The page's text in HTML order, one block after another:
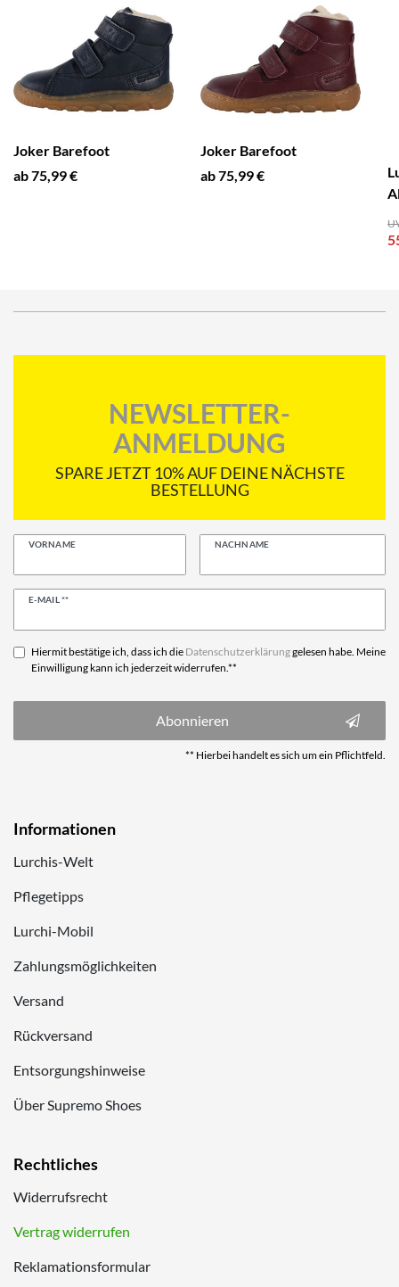
Joker Barefoot
ab 75,99 €
Joker Barefoot
ab 75,99 €
NEWSLETTER-
ANMELDUNG
SPARE JETZT 10% AUF DEINE NÄCHSTE
BESTELLUNG
VORNAME NACHNAME
E-MAIL **
Newsletter
Hiermit bestätige ich, dass ich die Daten­schutz­erklärunggelesen habe. Meine
Einwilligung kann ich jederzeit widerrufen.**
Abonnieren
** Hierbei handelt es sich um ein Pflichtfeld.
Informationen
Lurchis-Welt
Pflegetipps
Lurchi-Mobil
Zahlungsmöglichkeiten
Versand
Rückversand
Entsorgungshinweise
Über Supremo Shoes
Rechtliches
Widerrufsrecht
Vertrag widerrufen
Reklamationsformular